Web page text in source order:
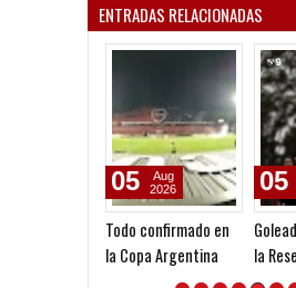
ENTRADAS RELACIONADAS
Todo confirmado en
la Copa Argentina
05
Aug
2026
la
05